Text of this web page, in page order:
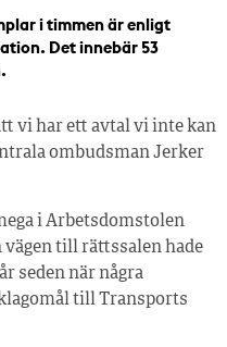
i timmen är enligt
Det innebär 53
vi har ett avtal vi inte kan
ombudsman Jerker
i Arbetsdomstolen
till rättssalen hade
seden när några
till Transports